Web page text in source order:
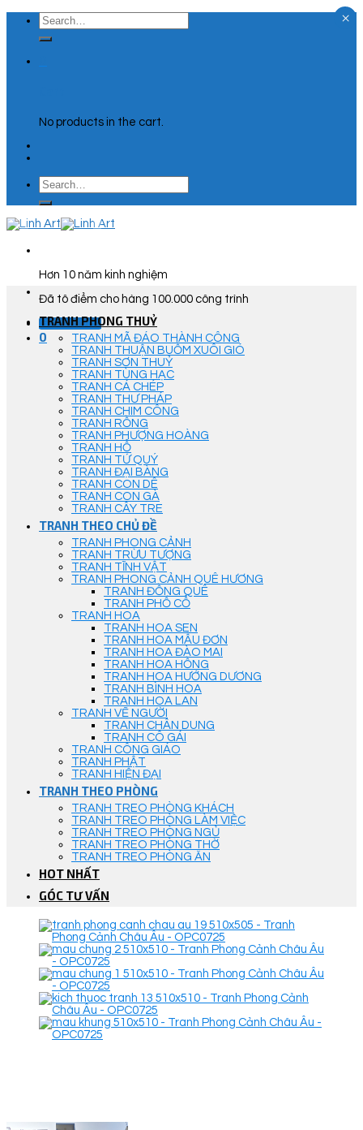
Skip
content
Search
for:
No products in the cart.
Search
for:
Hơn 10 năm kinh nghiệm
Đã tô điểm cho hàng 100.000 công trình
Góc Tư Vấn
0
TRANH PHONG THUỶ
TRANH MÃ ĐÁO THÀNH CÔNG
TRANH THUẬN BUỒM XUÔI GIÓ
TRANH SƠN THUỶ
TRANH TÙNG HẠC
TRANH CÁ CHÉP
TRANH THƯ PHÁP
TRANH CHIM CÔNG
TRANH RỒNG
TRANH PHƯỢNG HOÀNG
TRANH HỔ
TRANH TỨ QUÝ
TRANH ĐẠI BÀNG
TRANH CON DÊ
TRANH CON GÀ
TRANH CÂY TRE
TRANH THEO CHỦ ĐỀ
TRANH PHONG CẢNH
TRANH TRỪU TƯỢNG
TRANH TĨNH VẬT
TRANH PHONG CẢNH QUÊ HƯƠNG
TRANH ĐỒNG QUÊ
TRANH PHỐ CỔ
TRANH HOA
TRANH HOA SEN
TRANH HOA MẪU ĐƠN
TRANH HOA ĐÀO MAI
TRANH HOA HỒNG
TRANH HOA HƯỚNG DƯƠNG
TRANH BÌNH HOA
TRANH HOA LAN
TRANH VẼ NGƯỜI
TRANH CHÂN DUNG
TRANH CÔ GÁI
TRANH CÔNG GIÁO
TRANH PHẬT
TRANH HIỆN ĐẠI
TRANH THEO PHÒNG
TRANH TREO PHÒNG KHÁCH
TRANH TREO PHÒNG LÀM VIỆC
TRANH TREO PHÒNG NGỦ
TRANH TREO PHÒNG THỜ
TRANH TREO PHÒNG ĂN
HOT NHẤT
GÓC TƯ VẤN
×